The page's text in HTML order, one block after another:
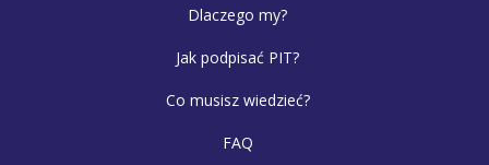
Dlaczego my?
Jak podpisać PIT?
Co musisz wiedzieć?
FAQ